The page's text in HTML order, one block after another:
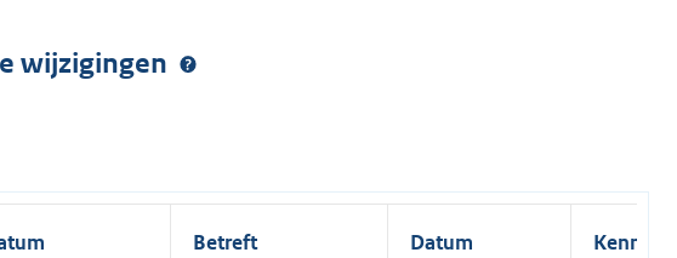
wijzigingen
Betreft
Datum
Kenmerk